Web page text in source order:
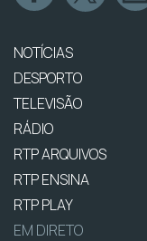
NOTÍCIAS
DESPORTO
TELEVISÃO
RÁDIO
RTP ARQUIVOS
RTP ENSINA
RTP PLAY
EM DIRETO